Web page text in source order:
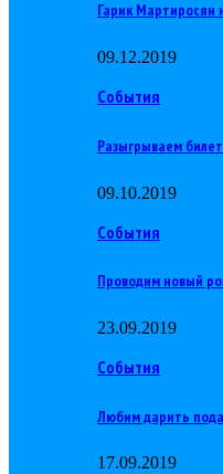
Гарик Мартиросян
09.12.2019
События
Разыгрываем
09.10.2019
События
Проводим новый
23.09.2019
События
Любим дарить
17.09.2019